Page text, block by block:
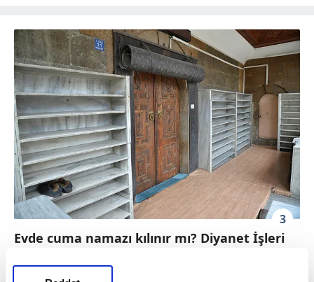
3
Evde cuma namazı kılınır mı? Diyanet İşleri